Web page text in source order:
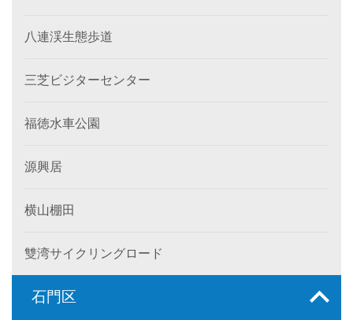
八連渓生態歩道
三芝ビジターセンター
福徳水車公園
源興居
横山棚田
雙湾サイクリングロード
石門区